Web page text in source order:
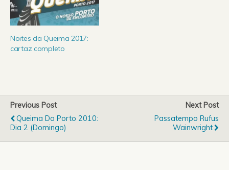
ano é a banda escocesa
Franz Ferdinand, que no
passado…
Noites da Queima 2017:
cartaz completo
Previous Post
Queima Do Porto 2010:
Dia 2 (Domingo)
Next Post
Passatempo Rufus
Wainwright